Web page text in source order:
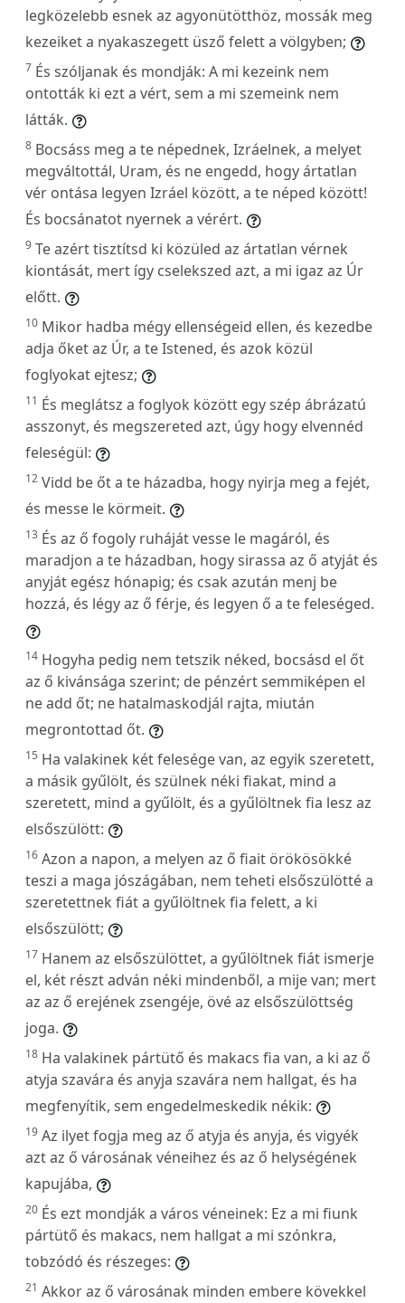
legközelebb esnek az agyonütötthöz, mossák meg
kezeiket a nyakaszegett üsző felett a völgyben;
7 És szóljanak és mondják: A mi kezeink nem
ontották ki ezt a vért, sem a mi szemeink nem
látták.
8 Bocsáss meg a te népednek, Izráelnek, a melyet
megváltottál, Uram, és ne engedd, hogy ártatlan
vér ontása legyen Izráel között, a te néped között!
És bocsánatot nyernek a vérért.
9 Te azért tisztítsd ki közüled az ártatlan vérnek
kiontását, mert így cselekszed azt, a mi igaz az Úr
előtt.
10 Mikor hadba mégy ellenségeid ellen, és kezedbe
adja őket az Úr, a te Istened, és azok közül
foglyokat ejtesz;
11 És meglátsz a foglyok között egy szép ábrázatú
asszonyt, és megszereted azt, úgy hogy elvennéd
feleségül:
12 Vidd be őt a te házadba, hogy nyirja meg a fejét,
és messe le körmeit.
13 És az ő fogoly ruháját vesse le magáról, és
maradjon a te házadban, hogy sirassa az ő atyját és
anyját egész hónapig; és csak azután menj be
hozzá, és légy az ő férje, és legyen ő a te feleséged.
14 Hogyha pedig nem tetszik néked, bocsásd el őt
az ő kivánsága szerint; de pénzért semmiképen el
ne add őt; ne hatalmaskodjál rajta, miután
megrontottad őt.
15 Ha valakinek két felesége van, az egyik szeretett,
a másik gyűlölt, és szülnek néki fiakat, mind a
szeretett, mind a gyűlölt, és a gyűlöltnek fia lesz az
elsőszülött:
16 Azon a napon, a melyen az ő fiait örökösökké
teszi a maga jószágában, nem teheti elsőszülötté a
szeretettnek fiát a gyűlöltnek fia felett, a ki
elsőszülött;
17 Hanem az elsőszülöttet, a gyűlöltnek fiát ismerje
el, két részt adván néki mindenből, a mije van; mert
az az ő erejének zsengéje, övé az elsőszülöttség
joga.
18 Ha valakinek pártütő és makacs fia van, a ki az ő
atyja szavára és anyja szavára nem hallgat, és ha
megfenyítik, sem engedelmeskedik nékik:
19 Az ilyet fogja meg az ő atyja és anyja, és vigyék
azt az ő városának véneihez és az ő helységének
kapujába,
20 És ezt mondják a város véneinek: Ez a mi fiunk
pártütő és makacs, nem hallgat a mi szónkra,
tobzódó és részeges:
21 Akkor az ő városának minden embere kövekkel